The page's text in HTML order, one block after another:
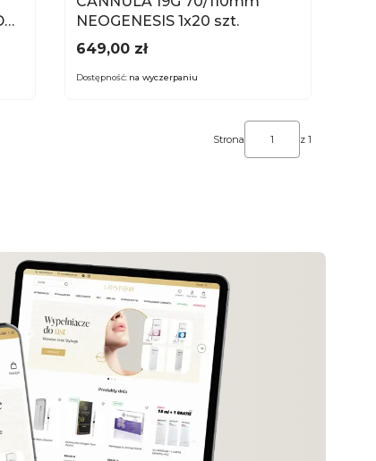
NEOGENESIS 1x20 szt.
Cena
649,00 zł
Dostępność: na wyczerpaniu
Strona z 1